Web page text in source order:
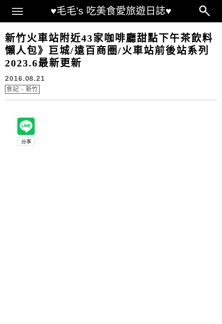
♥毛毛's 吃美食愛旅遊日誌♥
Main Menu
新竹火車站附近43家咖啡廳甜點下午茶飲料
懶人包》巨城/遠百商圈/火車站前後站系列
2023.6最新更新
2016.08.21
食記 - 新竹